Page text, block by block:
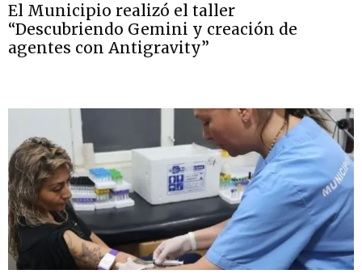
El Municipio realizó el taller
“Descubriendo Gemini y creación de
agentes con Antigravity”